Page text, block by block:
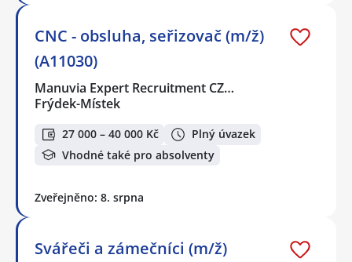
CNC - obsluha, seřizovač (m/ž)
(A11030)
Manuvia Expert Recruitment CZ…
Frýdek-Místek
27 000 – 40 000 Kč
Plný úvazek
Vhodné také pro absolventy
Zveřejněno: 8. srpna
Svářeči a zámečníci (m/ž)